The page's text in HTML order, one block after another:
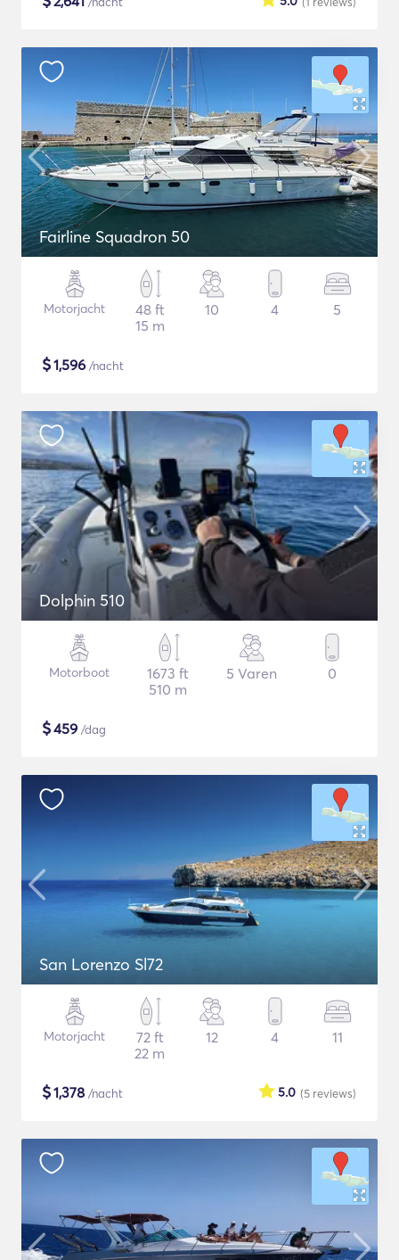
Fairline Squadron 50
Motorjacht
48 ft
15 m
10 4 5
$1,596 /nacht
Dolphin 510
Motorboot
1673 ft
510 m
5 Varen 0
$459 /dag
San Lorenzo Sl72
Motorjacht
72 ft
22 m
12 4 11
$1,378 /nacht (5 reviews)
5.0